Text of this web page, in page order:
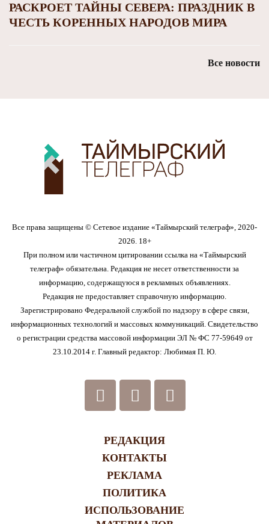
РАСКРОЕТ ТАЙНЫ СЕВЕРА: ПРАЗДНИК В
ЧЕСТЬ КОРЕННЫХ НАРОДОВ МИРА
Все новости
Все права защищены © Сетевое издание «Таймырский телеграф», 2020-
2026. 18+
При полном или частичном цитировании ссылка на «Таймырский
телеграф» обязательна. Редакция не несет ответственности за
информацию, содержащуюся в рекламных объявлениях.
Редакция не предоставляет справочную информацию.
Зарегистрировано Федеральной службой по надзору в сфере связи,
информационных технологий и массовых коммуникаций. Свидетельство
о регистрации средства массовой информации ЭЛ № ФС 77-59649 от
23.10.2014 г. Главный редактор: Любимая П. Ю.
РЕДАКЦИЯ
КОНТАКТЫ
РЕКЛАМА
ПОЛИТИКА
ИСПОЛЬЗОВАНИЕ